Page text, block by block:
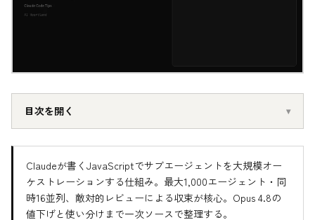
目次を開く
Claudeが書くJavaScriptでサブエージェントを大規模オー
ケストレーションする仕組み。最大1,000エージェント・同
時16並列、敵対的レビューによる収束が核心。Opus 4.8の
値下げと使い分けまで一次ソースで整理する。